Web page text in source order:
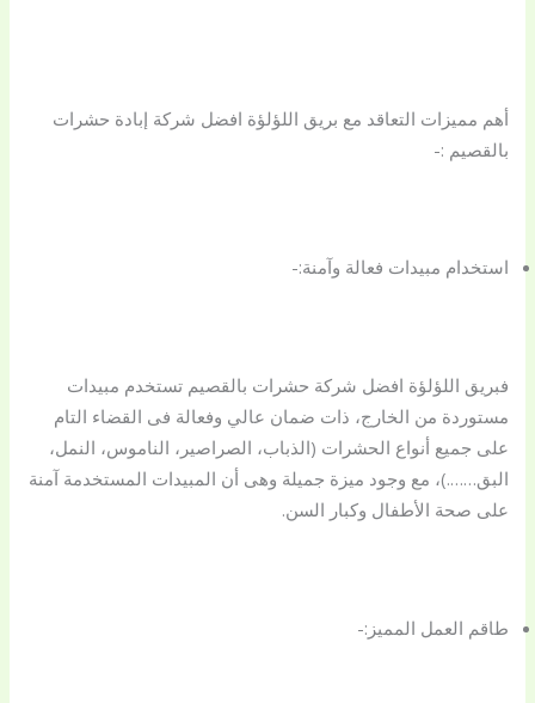
أهم مميزات التعاقد مع بريق اللؤلؤة افضل شركة إبادة حشرات
بالقصيم :-
استخدام مبيدات فعالة وآمنة:-
فبريق اللؤلؤة افضل شركة حشرات بالقصيم تستخدم مبيدات
مستوردة من الخارج، ذات ضمان عالي وفعالة فى القضاء التام
على جميع أنواع الحشرات (الذباب، الصراصير، الناموس، النمل،
البق…….)، مع وجود ميزة جميلة وهى أن المبيدات المستخدمة آمنة
على صحة الأطفال وكبار السن.
طاقم العمل المميز:-